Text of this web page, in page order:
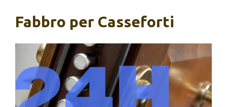
Fabbro per Casseforti